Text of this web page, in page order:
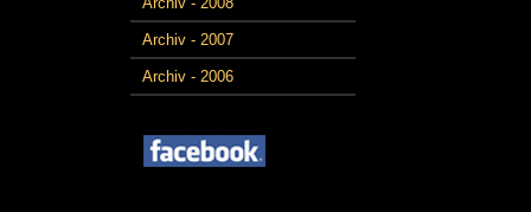
Archiv - 2007
Archiv - 2006